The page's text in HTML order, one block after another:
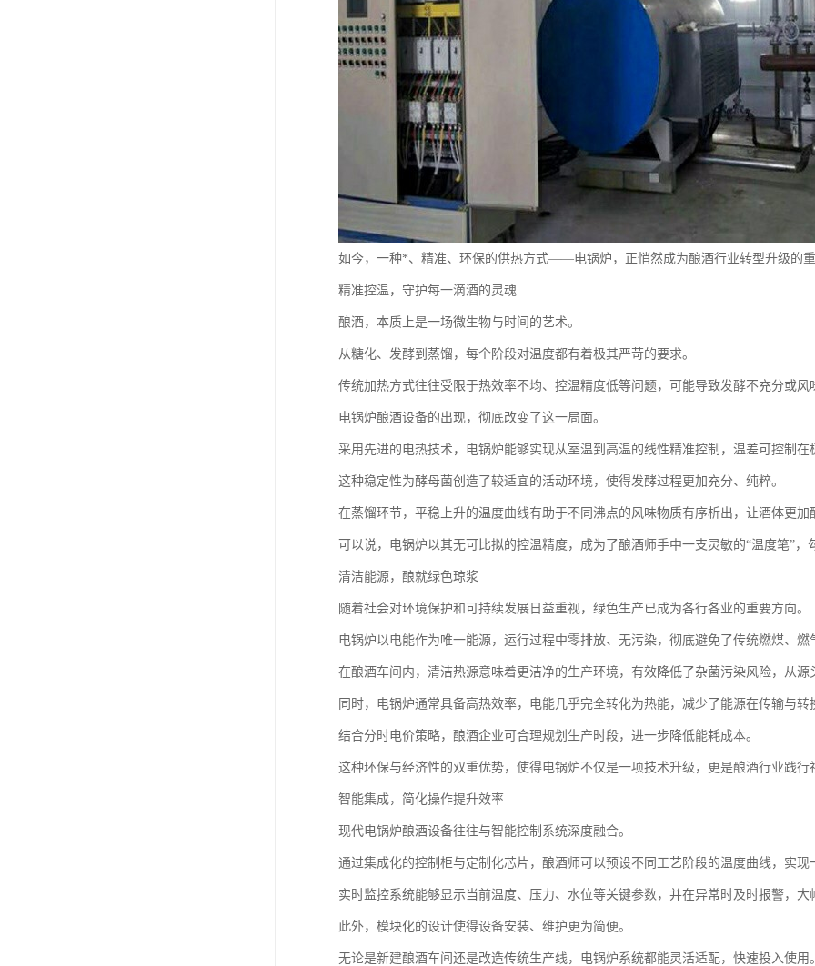
如今，一种*、精准、环保的供热方式——电锅炉，正悄然成为酿酒行业转型升级的
精准控温，守护每一滴酒的灵魂
酿酒，本质上是一场微生物与时间的艺术。
从糖化、发酵到蒸馏，每个阶段对温度都有着极其严苛的要求。
传统加热方式往往受限于热效率不均、控温精度低等问题，可能导致发酵不充分或风
电锅炉酿酒设备的出现，彻底改变了这一局面。
采用先进的电热技术，电锅炉能够实现从室温到高温的线性精准控制，温差可控制在
这种稳定性为酵母菌创造了较适宜的活动环境，使得发酵过程更加充分、纯粹。
在蒸馏环节，平稳上升的温度曲线有助于不同沸点的风味物质有序析出，让酒体更加
可以说，电锅炉以其无可比拟的控温精度，成为了酿酒师手中一支灵敏的“温度笔”
清洁能源，酿就绿色琼浆
随着社会对环境保护和可持续发展日益重视，绿色生产已成为各行各业的重要方向。
电锅炉以电能作为唯一能源，运行过程中零排放、无污染，彻底避免了传统燃煤、
在酿酒车间内，清洁热源意味着更洁净的生产环境，有效降低了杂菌污染风险，从
同时，电锅炉通常具备高热效率，电能几乎完全转化为热能，减少了能源在传输与转
结合分时电价策略，酿酒企业可合理规划生产时段，进一步降低能耗成本。
这种环保与经济性的双重优势，使得电锅炉不仅是一项技术升级，更是酿酒行业践
智能集成，简化操作提升效率
现代电锅炉酿酒设备往往与智能控制系统深度融合。
通过集成化的控制柜与定制化芯片，酿酒师可以预设不同工艺阶段的温度曲线，实现
实时监控系统能够显示当前温度、压力、水位等关键参数，并在异常时及时报警，
此外，模块化的设计使得设备安装、维护更为简便。
无论是新建酿酒车间还是改造传统生产线，电锅炉系统都能灵活适配，快速投入使用